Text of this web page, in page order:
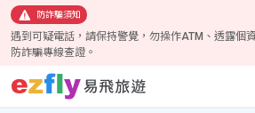
防詐騙須知
遇到可疑電話，請保持警覺，勿操作ATM、透露個
防詐騙專線查證。